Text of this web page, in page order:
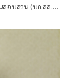
สอบสวน (บก.สส.)
เป็นบุคคลต้องห้าม
ารณ์
มหรือจะก่อเหตุ